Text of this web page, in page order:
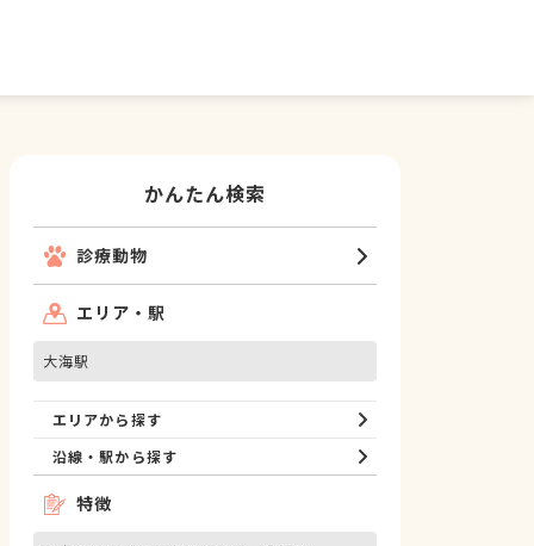
かんたん検索
診療動物
エリア・駅
大海駅
エリアから探す
沿線・駅から探す
特徴